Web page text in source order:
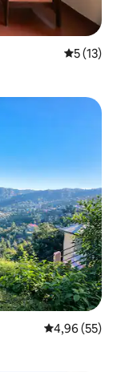
5 (13)
Évaluation
4,96 (55)